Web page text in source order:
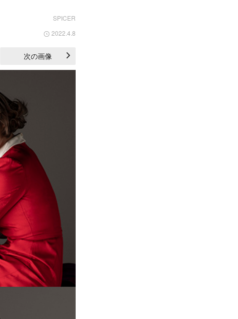
SPICER
2022.4.8
次の画像